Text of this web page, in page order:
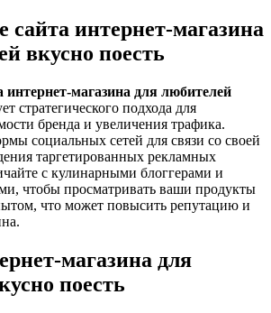
сайта интернет-магазина
вкусно поесть
магазина для любителей
стратегического подхода для
бренда и увеличения трафика.
социальных сетей для связи со своей
таргетированных рекламных
с кулинарными блоггерами и
чтобы просматривать ваши продукты
что может повысить репутацию и
магазина для
поесть